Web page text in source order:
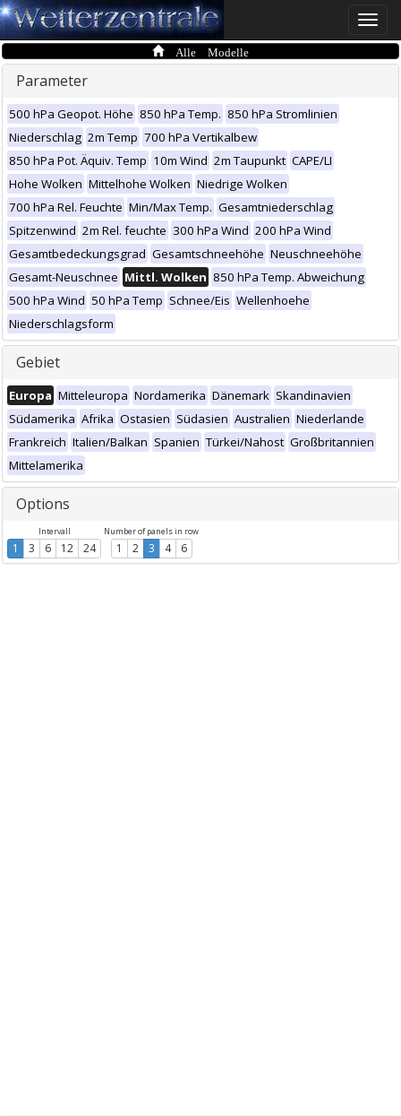
Toggle
Alle Modelle
Parameter
500 hPa Geopot. Höhe 850 hPa Temp. 850 hPa Stromlinien
Niederschlag 2m Temp 700 hPa Vertikalbew
850 hPa Pot. Äquiv. Temp 10m Wind 2m Taupunkt CAPE/LI
Hohe Wolken Mittelhohe Wolken Niedrige Wolken
700 hPa Rel. Feuchte Min/Max Temp. Gesamtniederschlag
Spitzenwind 2m Rel. feuchte 300 hPa Wind 200 hPa Wind
Gesamtbedeckungsgrad Gesamtschneehöhe Neuschneehöhe
Gesamt-Neuschnee Mittl. Wolken 850 hPa Temp. Abweichung
500 hPa Wind 50 hPa Temp Schnee/Eis Wellenhoehe
Niederschlagsform
Gebiet
Europa Mitteleuropa Nordamerika Dänemark Skandinavien
Südamerika Afrika Ostasien Südasien Australien Niederlande
Frankreich Italien/Balkan Spanien Türkei/Nahost Großbritannien
Mittelamerika
Options
Intervall
1 3 6 12 24
Number of panels in row
1 2 3 4 6